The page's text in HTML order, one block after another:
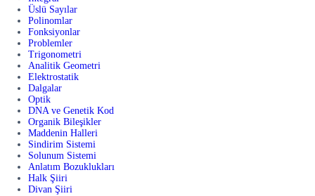
Üslü Sayılar
Polinomlar
Fonksiyonlar
Problemler
Trigonometri
Analitik Geometri
Elektrostatik
Dalgalar
Optik
DNA ve Genetik Kod
Organik Bileşikler
Maddenin Halleri
Sindirim Sistemi
Solunum Sistemi
Anlatım Bozuklukları
Halk Şiiri
Divan Şiiri